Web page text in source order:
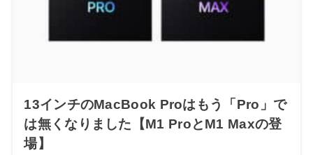
13インチのMacBook Proはもう「Pro」で
は無くなりました【M1 ProとM1 Maxの登
場】